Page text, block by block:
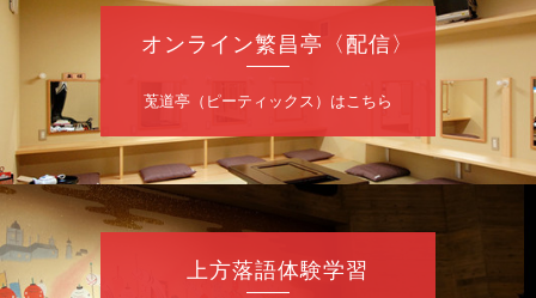
（ジャグリング）／笑福亭松枝（※…配信は
ございません）
★菟道亭配信あり
夜
8月10日（月）
桂慶治朗 月例奮闘落語会 八月席
桂慶治朗「鉄砲勇助」「植木屋娘」ほか一席
／桂弥壱「開口一番」
オンライン繁昌亭〈配信〉
莵道亭（ピーティックス）はこちら
上方落語体験学習